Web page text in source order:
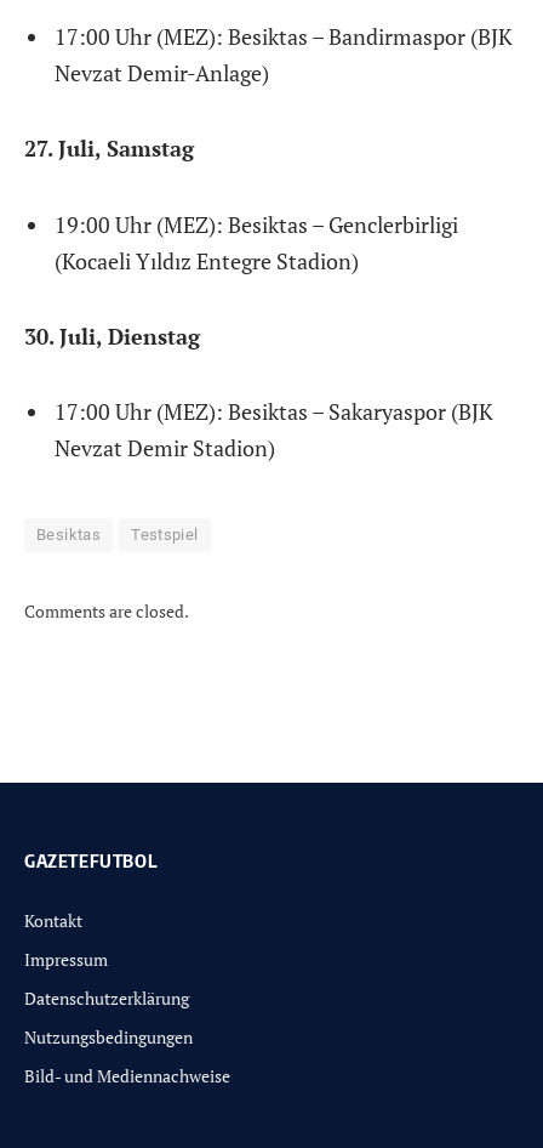
17:00 Uhr (MEZ): Besiktas – Bandirmaspor (BJK
Nevzat Demir-Anlage)
27. Juli, Samstag
19:00 Uhr (MEZ): Besiktas – Genclerbirligi
(Kocaeli Yıldız Entegre Stadion)
30. Juli, Dienstag
17:00 Uhr (MEZ): Besiktas – Sakaryaspor (BJK
Nevzat Demir Stadion)
Besiktas Testspiel
Comments are closed.
GAZETEFUTBOL
Kontakt
Impressum
Datenschutzerklärung
Nutzungsbedingungen
Bild- und Mediennachweise